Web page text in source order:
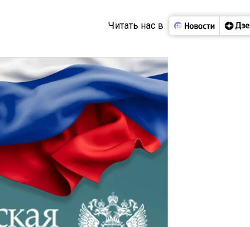
Читать нас в